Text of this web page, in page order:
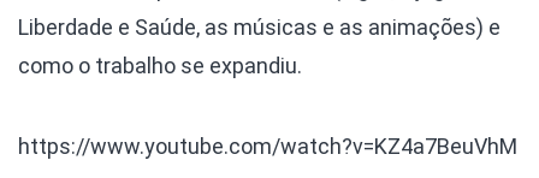
Liberdade e Saúde, as músicas e as animações) e
como o trabalho se expandiu.
https://www.youtube.com/watch?v=KZ4a7BeuVhM